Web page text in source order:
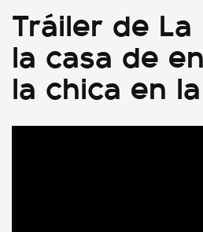
Tráiler de
la casa de
la chica en